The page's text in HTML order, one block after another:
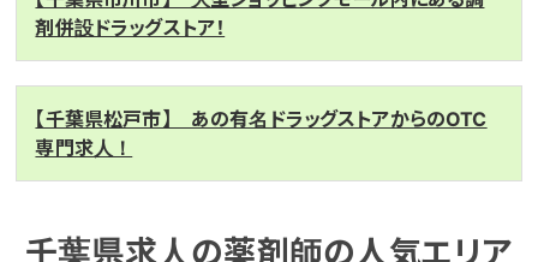
剤併設ドラッグストア！
【千葉県松戸市】 あの有名ドラッグストアからのOTC
専門求人！
千葉県求人の薬剤師の人気エリア